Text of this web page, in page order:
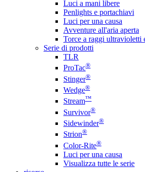
Luci a mani libere
Penlights e portachiavi
Luci per una causa
Avventure all'aria aperta
Torce a raggi ultravioletti
Serie di prodotti
TLR
ProTac®
Stinger®
Wedge®
Stream™
Survivor®
Sidewinder®
Strion®
Color-Rite®
Luci per una causa
Visualizza tutte le serie